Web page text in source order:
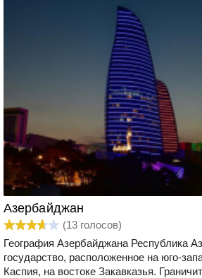
Азербайджан
(13 голосов)
География Азербайджана Республика
государство, расположенное на юго-
Каспия, на востоке Закавказья.